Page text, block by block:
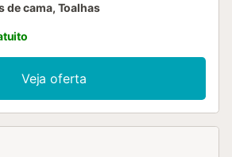
de cama, Toalhas
Veja oferta